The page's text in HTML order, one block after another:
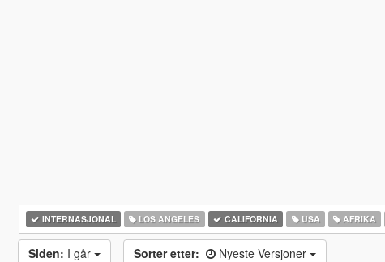
INTERNASJONAL LOS ANGELES CALIFORNIA USA AFRIKA
Siden: I går Sorter etter: Nyeste Versjoner